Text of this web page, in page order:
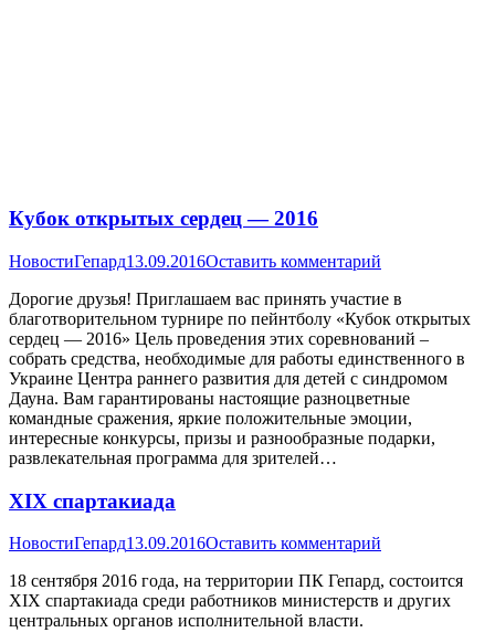
Кубок открытых сердец — 2016
НовостиГепард13.09.2016Оставить комментарий
Дорогие друзья! Приглашаем вас принять участие в
благотворительном турнире по пейнтболу «Кубок открытых
сердец — 2016» Цель проведения этих соревнований –
собрать средства, необходимые для работы единственного в
Украине Центра раннего развития для детей с синдромом
Дауна. Вам гарантированы настоящие разноцветные
командные сражения, яркие положительные эмоции,
интересные конкурсы, призы и разнообразные подарки,
развлекательная программа для зрителей…
XIX спартакиада
НовостиГепард13.09.2016Оставить комментарий
18 сентября 2016 года, на территории ПК Гепард, состоится
XIX спартакиада среди работников министерств и других
центральных органов исполнительной власти.